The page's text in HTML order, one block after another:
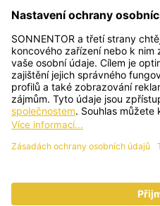
Příhon 943, 696 15
+420 518 362 687